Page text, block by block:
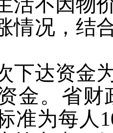
情况，结
下达资金
金。省
准为每人